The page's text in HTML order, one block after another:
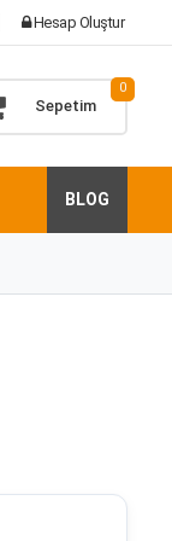
Hesap Oluştur
Sepetim
0
BLOG